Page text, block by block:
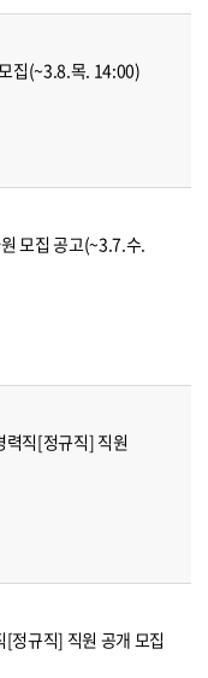
집(~3.8.목. 14:00)
모집 공고(~3.7.수.
력직[정규직] 직원
정규직] 직원 공개 모집